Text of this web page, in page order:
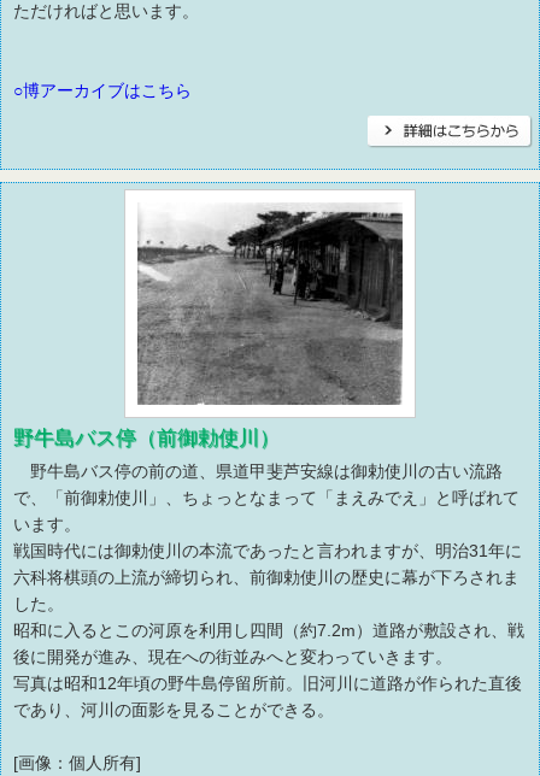
ただければと思います。
○博アーカイブはこちら
野牛島バス停（前御勅使川）
野牛島バス停の前の道、県道甲斐芦安線は御勅使川の古い流路
で、「前御勅使川」、ちょっとなまって「まえみでえ」と呼ばれて
います。
戦国時代には御勅使川の本流であったと言われますが、明治31年に
六科将棋頭の上流が締切られ、前御勅使川の歴史に幕が下ろされま
した。
昭和に入るとこの河原を利用し四間（約7.2m）道路が敷設され、戦
後に開発が進み、現在への街並みへと変わっていきます。
写真は昭和12年頃の野牛島停留所前。旧河川に道路が作られた直後
であり、河川の面影を見ることができる。
[画像：個人所有]